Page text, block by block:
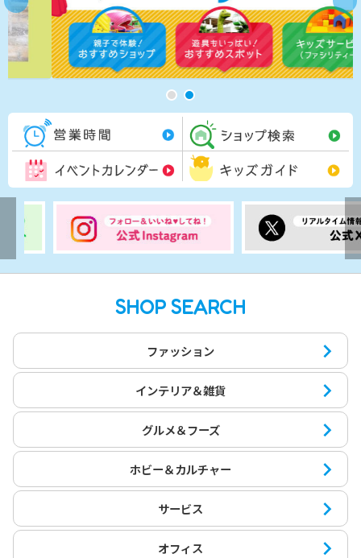
営業時間一覧
イベントカレンダー
SHOP SEARCH
ファッション
インテリア＆雑貨
グルメ＆フーズ
ホビー＆カルチャー
サービス
オフィス